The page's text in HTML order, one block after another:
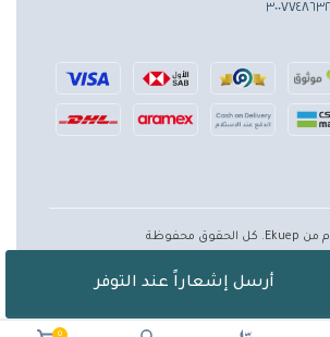
0
أرسل إشعاراً عند التوفر